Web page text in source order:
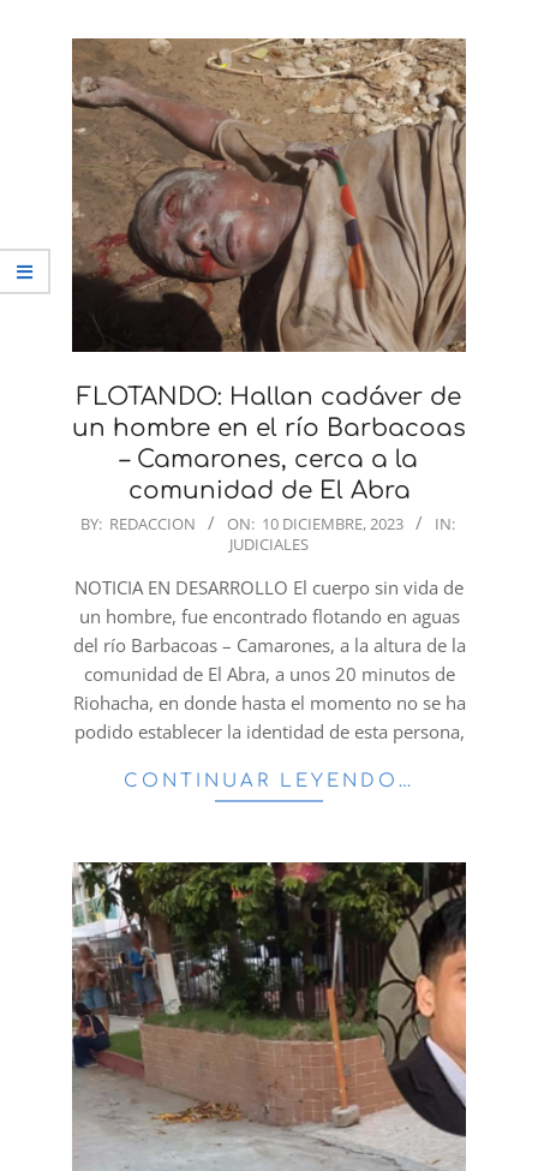
FLOTANDO: Hallan cadáver de
un hombre en el río Barbacoas
– Camarones, cerca a la
comunidad de El Abra
2023-
10
BY: REDACCION ON: 10 DICIEMBRE, 2023
IN:
JUDICIALES
NOTICIA EN DESARROLLO El cuerpo sin vida de
un hombre, fue encontrado flotando en aguas
del río Barbacoas – Camarones, a la altura de la
comunidad de El Abra, a unos 20 minutos de
Riohacha, en donde hasta el momento no se ha
podido establecer la identidad de esta persona,
CONTINUAR LEYENDO…